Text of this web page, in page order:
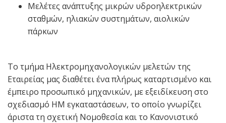
Μελέτες ανάπτυξης μικρών υδροηλεκτρικών
σταθμών, ηλιακών συστημάτων, αιολικών
πάρκων
Το τμήμα Ηλεκτρομηχανολογικών μελετών της
Εταιρείας μας διαθέτει ένα πλήρως καταρτισμένο και
έμπειρο προσωπικό μηχανικών, με εξειδίκευση στο
σχεδιασμό ΗΜ εγκαταστάσεων, το οποίο γνωρίζει
άριστα τη σχετική Νομοθεσία και το Κανονιστικό